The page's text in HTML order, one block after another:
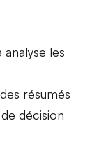
les
résumés
décision